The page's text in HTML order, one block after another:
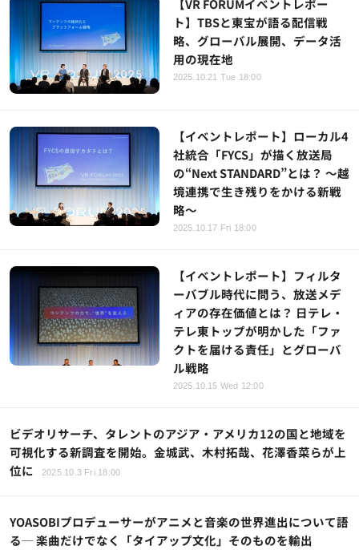
ト】TBSと東宝が語る配信戦
略、グローバル展開、データ活
用の現在地
2025.10.21 Tue 18:00
【イベントレポート】ローカル4
社統合「FYCS」が描く放送局
の“Next STANDARD”とは？ ～越
境連携で生き残りをかける新戦
略～
2025.10.17 Fri 18:00
【イベントレポート】フィルタ
ーバブル時代に問う、放送メデ
ィアの存在価値とは？ 日テレ・
テレ東トップが明かした「ファ
クトを届ける責任」とグローバ
ル戦略
2025.10.15 Wed 12:00
ビデオリサーチ、タレントのアジア・アメリカ12の国と地域を
可視化する新調査を開始。金城武、木村拓哉、花澤香菜らが上
位に
2025.10.3 Fri 18:00
YOASOBIプロデューサーがアニメと音楽の世界進出について語
る─ 楽曲だけでなく「タイアップ文化」そのものを輸出